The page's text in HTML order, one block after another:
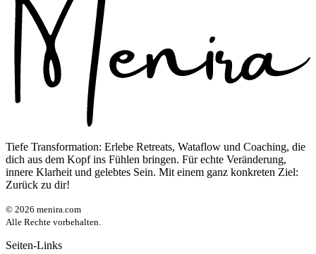
Tiefe Transformation: Erlebe Retreats, Wataflow und Coaching, die
dich aus dem Kopf ins Fühlen bringen. Für echte Veränderung,
innere Klarheit und gelebtes Sein. Mit einem ganz konkreten Ziel:
Zurück zu dir!
© 2026 menira.com
Alle Rechte vorbehalten.
Seiten-Links